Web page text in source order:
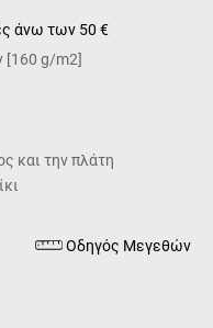
άνω των 50 €
[160 g/m2]
και την πλάτη
Οδηγός Μεγεθών